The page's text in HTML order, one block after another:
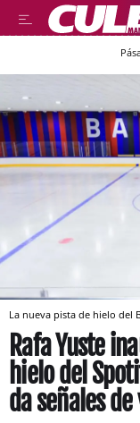
La nueva pista de hielo del
Rafa Yuste
hielo del
da señales de